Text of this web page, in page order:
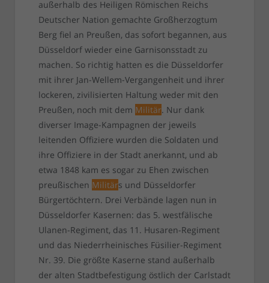
außerhalb des Heiligen Römischen Reichs
Deutscher Nation gemachte Großherzogtum
Berg fiel an Preußen, das sofort begannen, aus
Düsseldorf wieder eine Garnisonsstadt zu
machen. So richtig hatten es die Düsseldorfer
mit ihrer Jan-Wellem-Vergangenheit und ihrer
lockeren, zivilisierten Haltung weder mit den
Preußen, noch mit dem Militär. Nur dank
diverser Image-Kampagnen der jeweils
leitenden Offiziere wurden die Soldaten und
ihre Offiziere in der Stadt anerkannt, und ab
etwa 1848 kam es sogar zu Ehen zwischen
preußischen Militärs und Düsseldorfer
Bürgertöchtern. Drei Verbände lagen nun in
Düsseldorfer Kasernen: das 5. westfälische
Ulanen-Regiment, das 11. Husaren-Regiment
und das Niederrheinisches Füsilier-Regiment
Nr. 39. Die größte Kaserne stand außerhalb
der alten Stadtbefestigung östlich der Carlstadt